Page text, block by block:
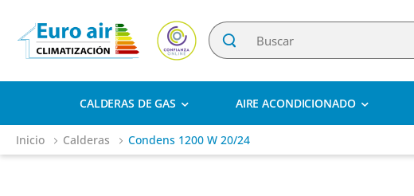
CALDERAS DE GAS AIRE ACONDICIONADO
Inicio Calderas Condens 1200 W 20/24